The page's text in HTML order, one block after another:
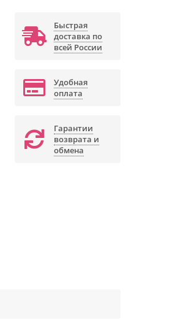
Быстрая
доставка по
всей России
Удобная
оплата
Гарантии
возврата и
обмена